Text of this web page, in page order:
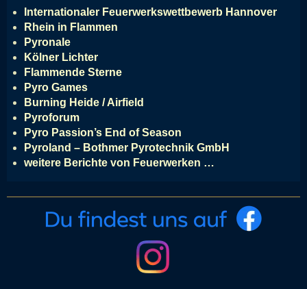
Internationaler Feuerwerkswettbewerb Hannover
Rhein in Flammen
Pyronale
Kölner Lichter
Flammende Sterne
Pyro Games
Burning Heide / Airfield
Pyroforum
Pyro Passion’s End of Season
Pyroland – Bothmer Pyrotechnik GmbH
weitere Berichte von Feuerwerken …